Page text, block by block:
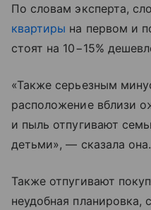
По словам эксперта,
квартиры на первом и
стоят на 10−15%
«Также серьезным
расположение вблизи
и пыль отпугивают
детьми», — сказала она.
Также отпугивают
неудобная планировка,